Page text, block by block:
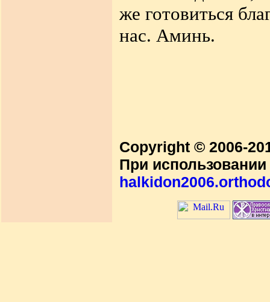
же готовиться
нас. Аминь.
Copyright © 2006-
При